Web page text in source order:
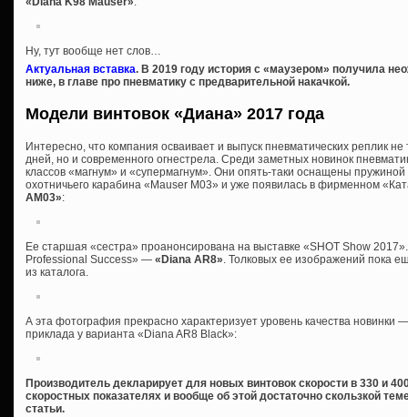
Ну, тут вообще нет слов…
Актуальная вставка. В 2019 году история с «маузером» получила
ниже, в главе про пневматику с предварительной накачкой.
Модели винтовок «Диана» 2017 года
Интересно, что компания осваивает и выпуск пневматических реплик
дней, но и современного огнестрела. Среди заметных новинок
классов «магнум» и «супермагнум». Они опять-таки оснащены
охотничьего карабина «Mauser M03» и уже появилась в фирменном
AM03»:
Ее старшая «сестра» проанонсирована на выставке «SHOT Show
Professional Success» — «Diana AR8». Толковых ее изображений пока
из каталога.
А эта фотография прекрасно характеризует уровень качества
приклада у варианта «Diana AR8 Black»:
Производитель декларирует для новых винтовок скорости в 330 и
скоростных показателях и вообще об этой достаточно скользкой
статьи.